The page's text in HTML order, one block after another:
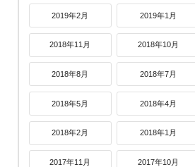
2019年2月 2019年1月
2018年11月 2018年10月
2018年8月 2018年7月
2018年5月 2018年4月
2018年2月 2018年1月
2017年11月 2017年10月